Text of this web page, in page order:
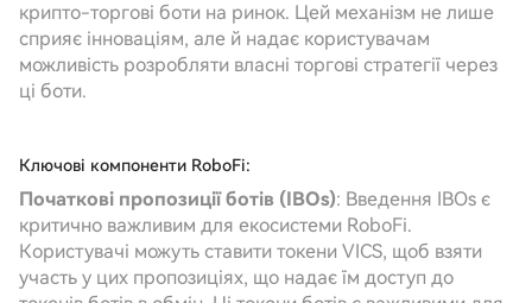
крипто-торгові боти на ринок. Цей механізм не лише
сприяє інноваціям, але й надає користувачам
можливість розробляти власні торгові стратегії через
ці боти.
Ключові компоненти RoboFi:
Початкові пропозиції ботів (IBOs): Введення IBOs є
критично важливим для екосистеми RoboFi.
Користувачі можуть ставити токени VICS, щоб взяти
участь у цих пропозиціях, що надає їм доступ до